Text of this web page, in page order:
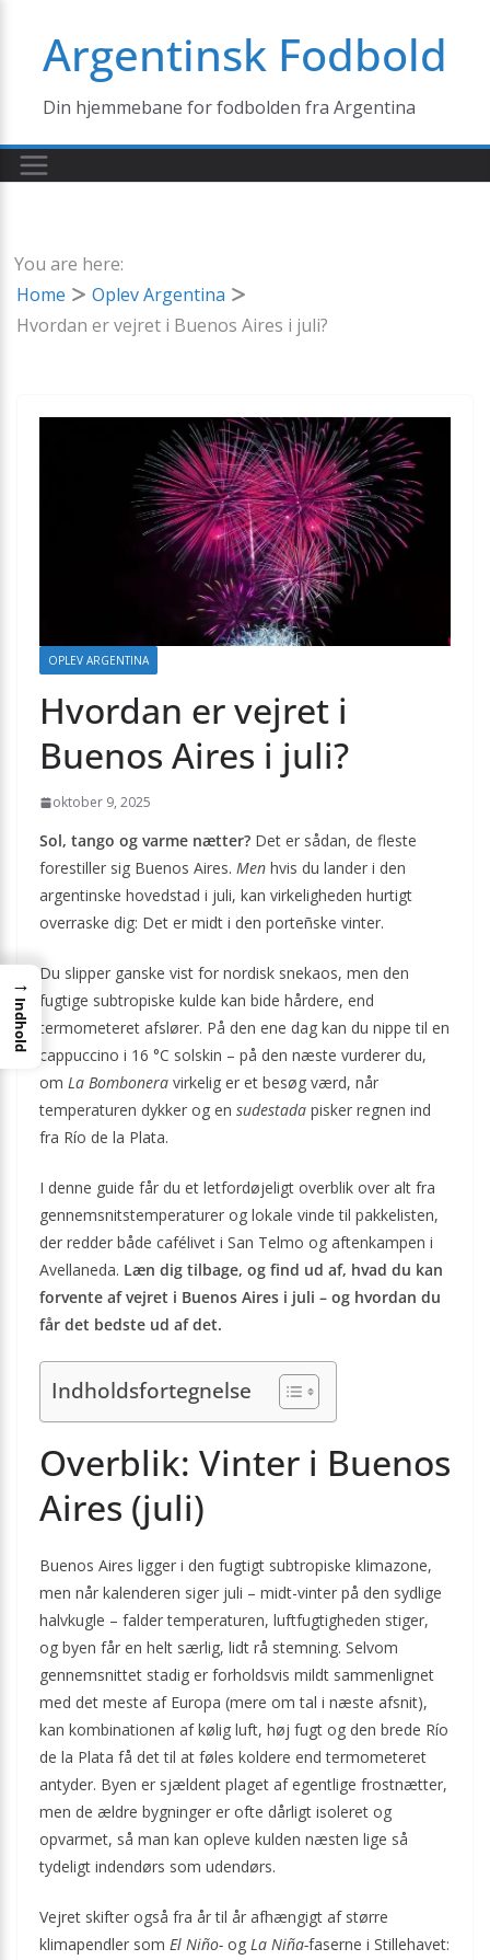
contentArgentinsk Fodbold
Din hjemmebane for fodbolden fra Argentina
You are here:
Home
Oplev Argentina
Hvordan er vejret i Buenos Aires i juli?
OPLEV ARGENTINA
Hvordan er vejret i
Buenos Aires i juli?
oktober 9, 2025
Sol, tango og varme nætter? Det er sådan, de fleste
forestiller sig Buenos Aires. Men hvis du lander i den
argentinske hovedstad i juli, kan virkeligheden hurtigt
overraske dig: Det er midt i den porteñske vinter.
Du slipper ganske vist for nordisk snekaos, men den
fugtige subtropiske kulde kan bide hårdere, end
termometeret afslører. På den ene dag kan du nippe til en
cappuccino i 16 °C solskin – på den næste vurderer du,
om La Bombonera virkelig er et besøg værd, når
temperaturen dykker og en sudestada pisker regnen ind
fra Río de la Plata.
I denne guide får du et letfordøjeligt overblik over alt fra
gennemsnitstemperaturer og lokale vinde til pakkelisten,
der redder både cafélivet i San Telmo og aftenkampen i
Avellaneda. Læn dig tilbage, og find ud af, hvad du kan
forvente af vejret i Buenos Aires i juli – og hvordan du
får det bedste ud af det.
Indholdsfortegnelse
Overblik: Vinter i Buenos
Aires (juli)
Buenos Aires ligger i den fugtigt subtropiske klimazone,
men når kalenderen siger juli – midt-vinter på den sydlige
halvkugle – falder temperaturen, luftfugtigheden stiger,
og byen får en helt særlig, lidt rå stemning. Selvom
gennemsnittet stadig er forholdsvis mildt sammenlignet
med det meste af Europa (mere om tal i næste afsnit),
kan kombinationen af kølig luft, høj fugt og den brede Río
de la Plata få det til at føles koldere end termometeret
antyder. Byen er sjældent plaget af egentlige frostnætter,
men de ældre bygninger er ofte dårligt isoleret og
opvarmet, så man kan opleve kulden næsten lige så
tydeligt indendørs som udendørs.
Vejret skifter også fra år til år afhængigt af større
klimapendler som El Niño- og La Niña-faserne i Stillehavet:
→
Indhold